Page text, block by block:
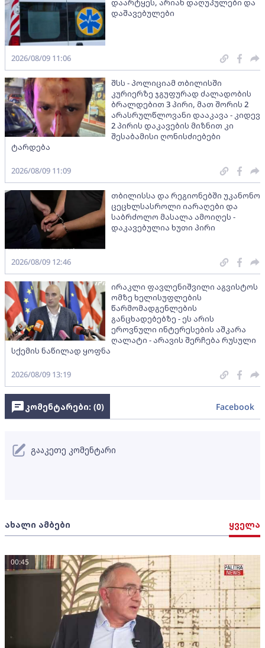
დაარტყეს, არიან დაღუპულები და
დაშავებულები
2026/08/09 11:06
შსს - პოლიციამ თბილისში
კურიერზე ჯგუფურად ძალადობის
ბრალდებით 3 პირი, მათ შორის 2
არასრულწლოვანი დააკავა - კიდევ
2 პირის დაკავების მიზნით კი
შესაბამისი ღონისძიებები
ტარდება
2026/08/09 11:09
თბილისსა და რეგიონებში უკანონო
ცეცხლსასროლი იარაღები და
საბრძოლო მასალა ამოიღეს -
დაკავებულია ხუთი პირი
2026/08/09 12:46
ირაკლი ფავლენიშვილი აგვისტოს
ომზე ხელისუფლების
წარმომადგენლების
განცხადებებზე - ეს არის
ეროვნული ინტერესების აშკარა
ღალატი - არავის შერჩება რუსული
სქემის ნაწილად ყოფნა
2026/08/09 13:19
ახალი ამბები ყველა
00:45
კომენტარები: (0) Facebook
გააკეთე კომენტარი